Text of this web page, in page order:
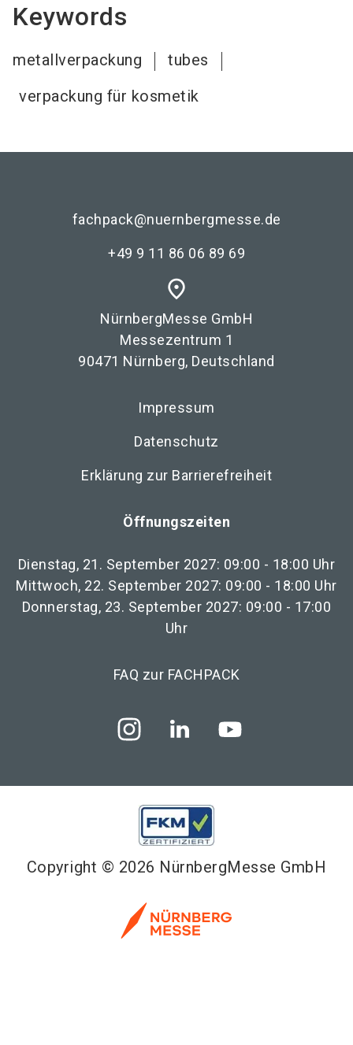
Keywords
metallverpackung
tubes
verpackung für kosmetik
fachpack@nuernbergmesse.de
+49 9 11 86 06 89 69
place
NürnbergMesse GmbH
Messezentrum 1
90471 Nürnberg, Deutschland
Impressum
Datenschutz
Erklärung zur Barrierefreiheit
Öffnungszeiten
Dienstag, 21. September 2027: 09:00 - 18:00 Uhr
Mittwoch, 22. September 2027: 09:00 - 18:00 Uhr
Donnerstag, 23. September 2027: 09:00 - 17:00
Uhr
FAQ zur FACHPACK
Copyright © 2026 NürnbergMesse GmbH